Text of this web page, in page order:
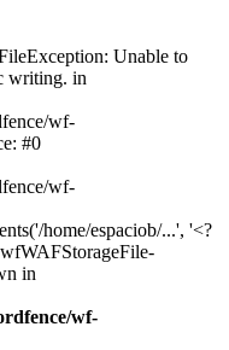
Unable to
writing. in
wf-
#0
wf-
home/espaciob/...', '<?
in
wf-